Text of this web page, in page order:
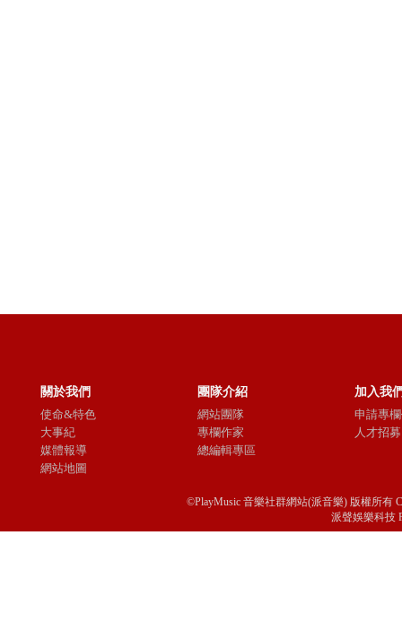
關於我們
使命&特色
大事紀
媒體報導
網站地圖
團隊介紹
網站團隊
專欄作家
總編輯專區
加入我
申請專
人才招募
©PlayMusic 音樂社群網站(派音樂) 版權所有
派聲娛樂科技